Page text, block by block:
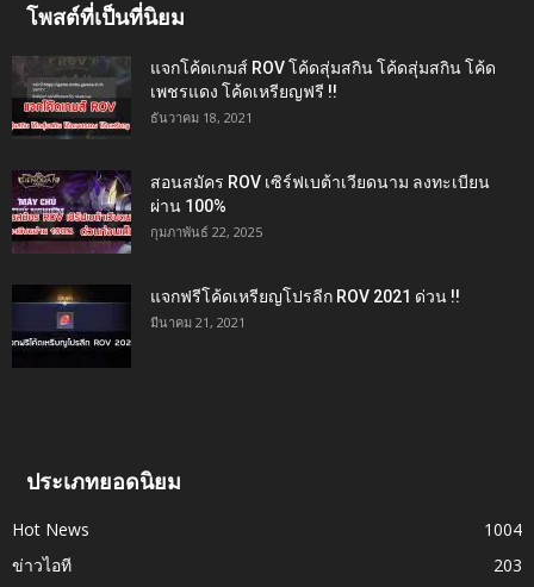
โพสต์ที่เป็นที่นิยม
แจกโค้ดเกมส์ ROV โค้ดสุ่มสกิน โค้ดสุ่มสกิน โค้ด
เพชรแดง โค้ดเหรียญฟรี !!
ธันวาคม 18, 2021
สอนสมัคร ROV เซิร์ฟเบต้าเวียดนาม ลงทะเบียน
ผ่าน 100%
กุมภาพันธ์ 22, 2025
แจกฟรีโค้ดเหรียญโปรลีก ROV 2021 ด่วน !!
มีนาคม 21, 2021
ประเภทยอดนิยม
Hot News
1004
ข่าวไอที
203